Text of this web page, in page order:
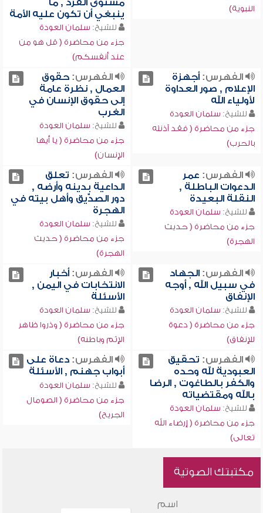
النبوية)
مستوى الفرد , ما
ينبغي أن تكون عليه الأمة
للشيخ: سلمان العودة
جزء من محاضرة ( قل هو من
عند أنفسكم)
الفهرس:أجهزة
الإعلام , صور العداوة
لأولياء الله
للشيخ: سلمان العودة
جزء من محاضرة ( فقد آذنته
بالحرب)
الفهرس:حقوق
العمال , نظرة عامة
إلى حقوق الإنسان في
الغرب
للشيخ: سلمان العودة
جزء من محاضرة ( يا أيها
الإنسان)
الفهرس: عمر
الدعوات الباطلة ,
النقلة البعيدة
للشيخ: سلمان العودة
جزء من محاضرة ( حديث
الهجرة)
الفهرس: تعلق
الداعية بدينه وأرضه ,
دور الصدِّّيق وأهل بيته في
الهجرة
للشيخ: سلمان العودة
جزء من محاضرة ( حديث
الهجرة)
الفهرس:الجهاد
في سبيل الله , أوجه
الإنفاق
للشيخ: سلمان العودة
جزء من محاضرة ( دعوة
للإنفاق)
الفهرس:أخبار
الانتخابات في اليمن ,
الأسئلة
للشيخ: سلمان العودة
جزء من محاضرة ( وذروا ظاهر
الإثم وباطنه)
الفهرس: تحقيق
العبودية لله وحده
والكفر بالطاغوت , الرضا
بالله ومقتضياته
للشيخ: سلمان العودة
جزء من محاضرة ( إرضاء الله
تعالى)
الفهرس:دعاة على
أبواب جهنم , الأسئلة
للشيخ: سلمان العودة
جزء من محاضرة ( الصومال
الجريح)
مكتبتك الصوتية
اسم